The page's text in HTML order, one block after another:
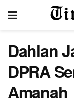
Dahlan
DPRA
Amanah